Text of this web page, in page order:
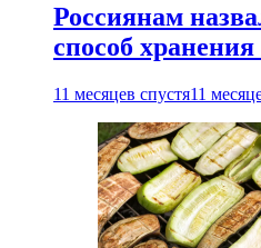
Россиянам
способ хранения
11 месяцев спустя11